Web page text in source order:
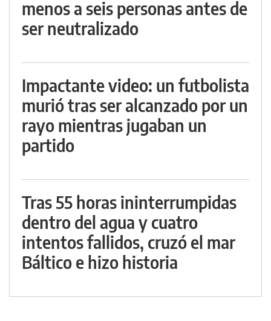
menos a seis personas antes de
ser neutralizado
Impactante video: un futbolista
murió tras ser alcanzado por un
rayo mientras jugaban un
partido
Tras 55 horas ininterrumpidas
dentro del agua y cuatro
intentos fallidos, cruzó el mar
Báltico e hizo historia